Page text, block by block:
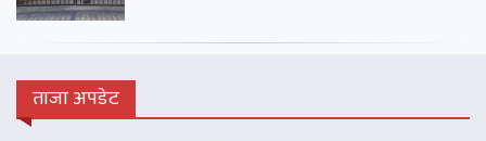
ताजा अपडेट